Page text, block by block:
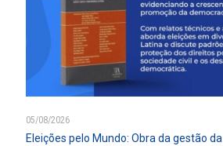
05/08/2026
Eleições pelo Mundo: Obra da gestão